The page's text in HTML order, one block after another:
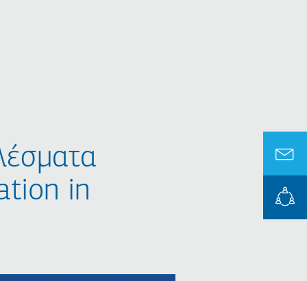
in